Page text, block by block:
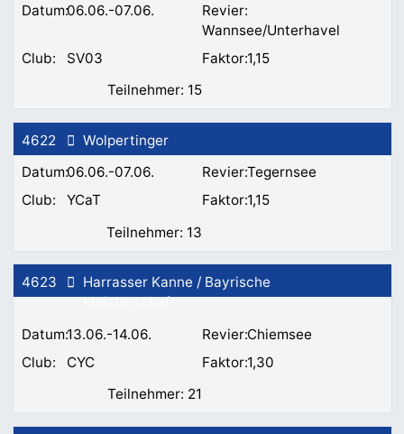
06.06.-07.06.
Wannsee/Unterhavel
SV03
1,15
15
4622
06.06.-07.06.
Wolpertinger
Tegernsee
YCaT
1,15
13
4623
13.06.-14.06.
Harrasser Kanne / Bayrische
Meisterschaft
Chiemsee
CYC
1,30
21